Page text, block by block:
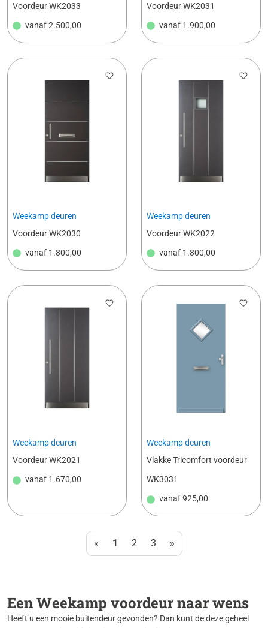
Voordeur WK2033
vanaf2.500,00
Voordeur WK2031
vanaf 1.900,00
Weekamp deuren
Voordeur WK2030
vanaf 1.800,00
Weekamp deuren
Voordeur WK2022
vanaf 1.800,00
Weekamp deuren
Voordeur WK2021
vanaf 1.670,00
Weekamp deuren
Vlakke Tricomfort voordeur
WK3031
vanaf925,00
« 1 2 3 »
Een Weekamp voordeur naar wens
Heeft u een mooie buitendeur gevonden? Dan kunt de deze geheel